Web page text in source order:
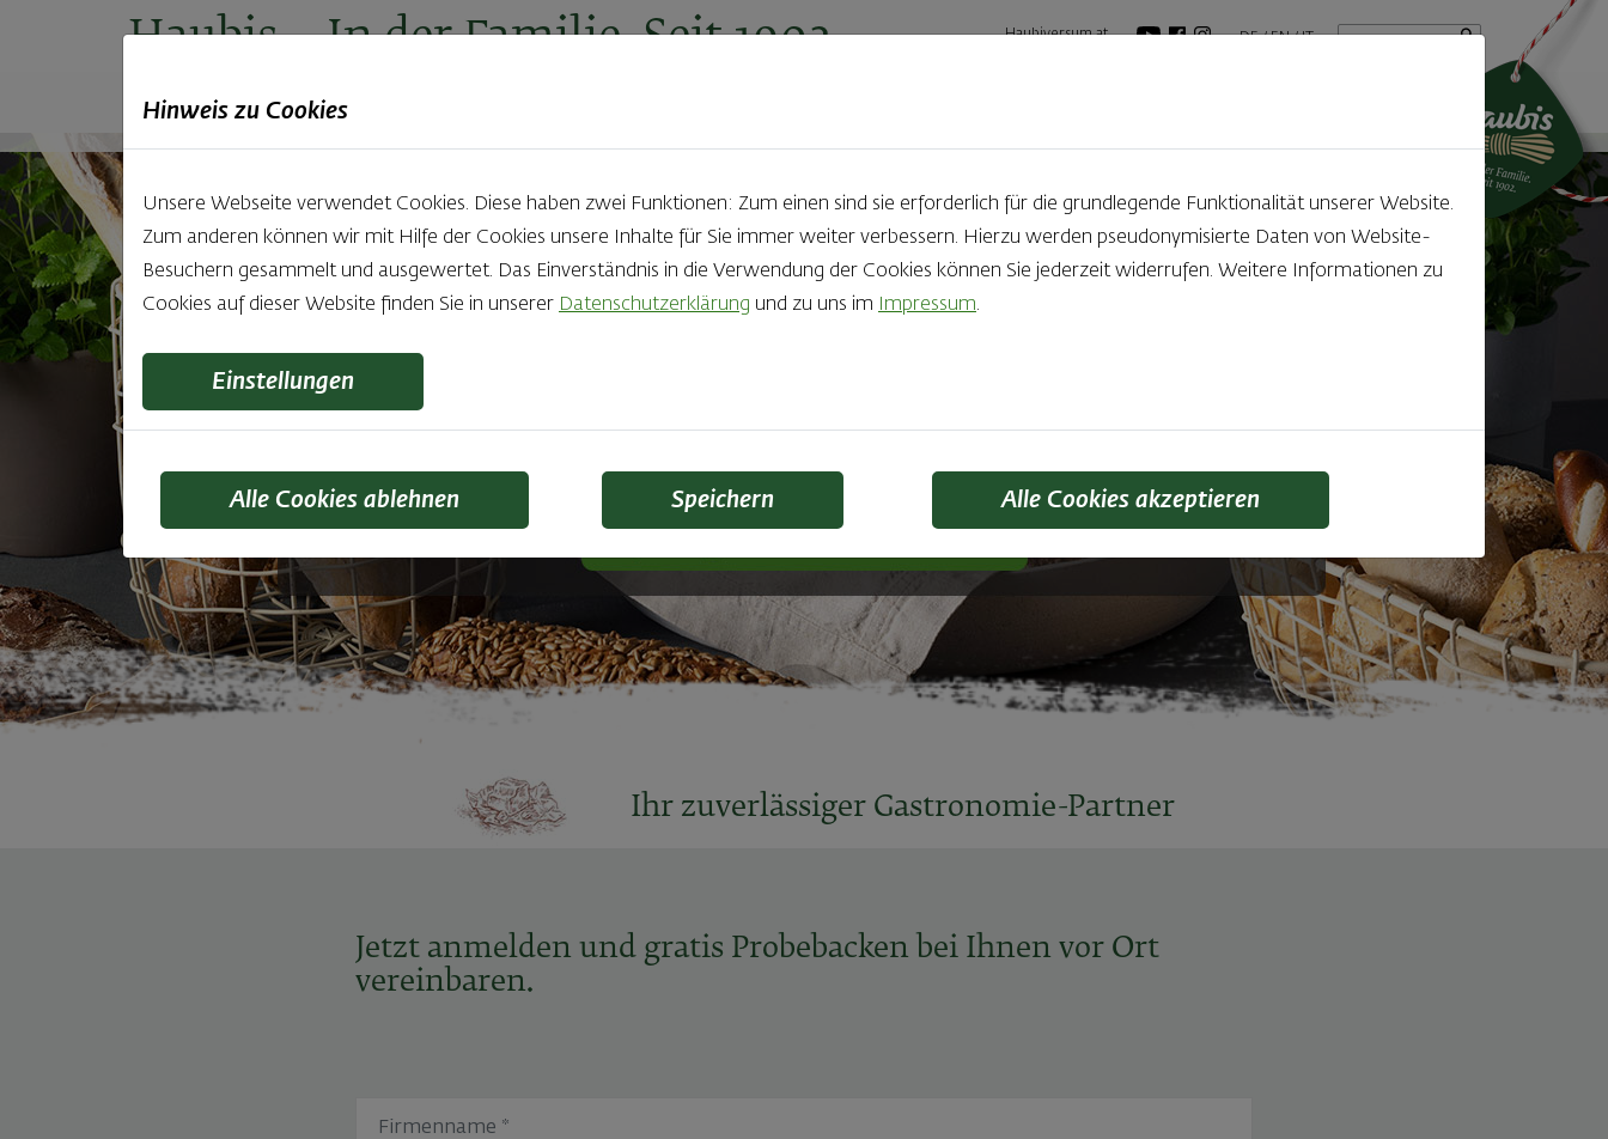
Haubis– In der Familie. Seit 1902. Haubiversum.at DE EN IT Suchbegriff
Produkte Backstuben
Gastronomie
Ihr zuverlässiger Gastronomie-Partner
Jetzt anmelden und gratis Probebacken bei Ihnen vor Ort
vereinbaren.
Hinweis zu Cookies
Unsere Webseite verwendet Cookies. Diese haben zwei Funktionen: Zum einen sind sie erforderlich für die grundlegende Funktionalität unserer Website.
Zum anderen können wir mit Hilfe der Cookies unsere Inhalte für Sie immer weiter verbessern. Hierzu werden pseudonymisierte Daten von Website-
Besuchern gesammelt und ausgewertet. Das Einverständnis in die Verwendung der Cookies können Sie jederzeit widerrufen. Weitere Informationen zu
Cookies auf dieser Website finden Sie in unserer Datenschutzerklärung und zu uns im Impressum.
Einstellungen
Alle Cookies ablehnen Speichern Alle Cookies akzeptieren